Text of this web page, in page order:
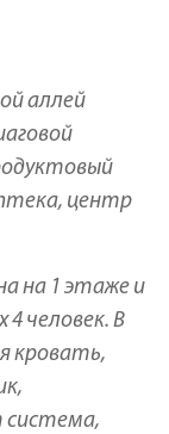
аллей
центр
на 1 этаже и
человек. В
кровать,
система,